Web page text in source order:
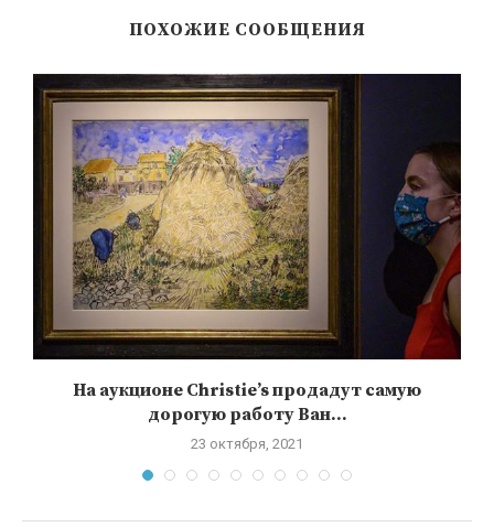
ПОХОЖИЕ СООБЩЕНИЯ
На аукционе Christie’s продадут самую
дорогую работу Ван...
23 октября, 2021